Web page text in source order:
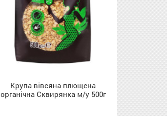
Крупа вівсяна плющена
органічна Сквирянка м/у 500г